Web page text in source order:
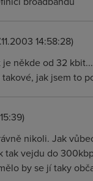
14:58:28)
někde od 32
jak jsem to
nikoli. Jak
tak vejdu do
by se jí taky